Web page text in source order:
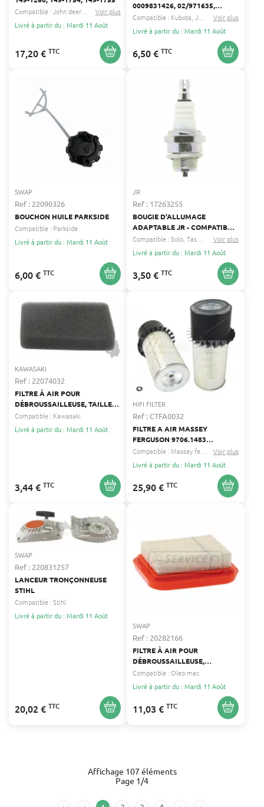
Compatible :
Goldoni...
Voir plus
Livré à partir du : Mardi 11 Août
17,20 € TTC
0009831426, 02/971635,
0210117307
Compatible : Kubota John deere ...
Voir plus
Livré à partir du : Mardi 11 Août
6,50 € TTC
SWAP
Ref : 22090326
BOUCHON HUILE PARKSIDE
Compatible : Parkside
Livré à partir du : Mardi 11 Août
6,00 € TTC
JR
Ref : 17263255
BOUGIE D'ALLUMAGE
ADAPTABLE JR - COMPATIBLE
CHAMPION RCJ8, NGK BMR6A,
BOSCH WSR8E, TORCH L6RC
Compatible :Solo Tas tanaka ...
Voir plus
Livré à partir du : Mardi 11 Août
3,50 € TTC
KAWASAKI
Ref : 22074032
FILTRE À AIR POUR
DÉBROUSSAILLEUSE, TAILLE-
HAIE, TONDEUSE,
TRONÇONNEUSE KAWASAKI
KAWASAKI
Compatible : Kawasaki
Livré à partir du : Mardi 11 Août
3,44 € TTC
HIFI FILTER
Ref : CTFA0032
FILTRE A AIR MASSEY
FERGUSON 9706.1483
PA1907FN
Compatible : Massey ferguson Grillo
Voir plus
Livré à partir du : Mardi 11 Août
25,90 € TTC
SWAP
Ref : 220831257
LANCEUR TRONÇONNEUSE
STIHL
Compatible :Stihl
Livré à partir du : Mardi 11 Août
20,02 € TTC
SWAP
Ref : 20282166
FILTRE À AIR POUR
DÉBROUSSAILLEUSE,
ELAGUEUSE SUR PERCHE,
TAILLE-HAIE OLEO MAC OLEO
Compatible :Oleo mac
Livré à partir du : Mardi 11 Août
11,03 € TTC
Affichage 107 éléments
Page 1/4